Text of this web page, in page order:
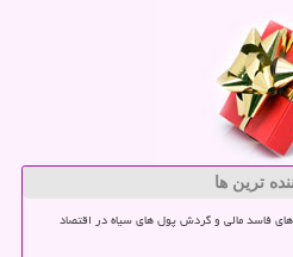
ترین ها
فاسد مالی و گردش پول های سیاه در اقتصاد